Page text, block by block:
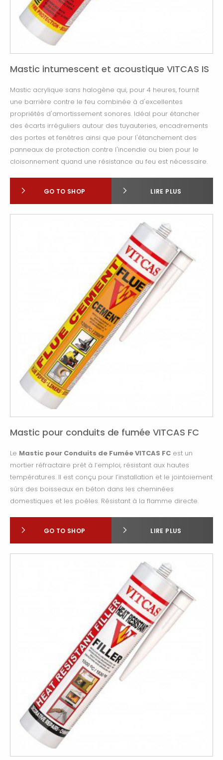
Mastic intumescent et acoustique VITCAS IS
Mastic acrylique sans halogène qui, pour 4 heures, fournit
une barrière contre le feu combinée à d'excellentes
propriétés d'amortissement sonores. Idéal pour étancher
des écarts irréguliers autour des tuyauteries, encadrements
des portes et fenêtres ainsi que pour l'étanchement des
panneaux de protection contre l'incendie ou bien pour le
cloisonnement quand une résistance au feu est nécessaire.
GO TO SHOP LIRE PLUS
Mastic pour conduits de fumée VITCAS FC
Le Mastic pour Conduits de Fumée VITCAS FC est un
mortier réfractaire prêt à l’emploi, résistant aux hautes
températures. Il est conçu pour l’installation et le jointoiement
sûrs des boisseaux en béton dans les cheminées
domestiques et les poêles. Résistant à la flamme directe.
GO TO SHOP LIRE PLUS